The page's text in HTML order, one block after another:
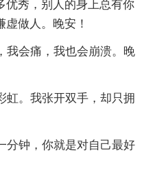
优秀，别人的身上总有你
做人。晚安！
我会痛，我也会崩溃。晚
虹。我张开双手，却只拥
分钟，你就是对自己最好